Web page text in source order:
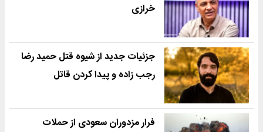
خرازی
جزئیات جدید از شیوه قتل حمید رضا
رجب زاده و پیدا کردن قاتل
فرار مزدوران سعودی از حملات